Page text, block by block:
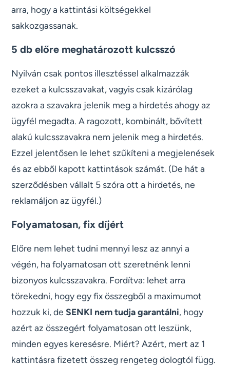
arra, hogy a kattintási költségekkel
sakkozgassanak.
5 db előre meghatározott kulcsszó
Nyilván csak pontos illesztéssel alkalmazzák
ezeket a kulcsszavakat, vagyis csak kizárólag
azokra a szavakra jelenik meg a hirdetés ahogy az
ügyfél megadta. A ragozott, kombinált, bővített
alakú kulcsszavakra nem jelenik meg a hirdetés.
Ezzel jelentősen le lehet szűkíteni a megjelenések
és az ebből kapott kattintások számát. (De hát a
szerződésben vállalt 5 szóra ott a hirdetés, ne
reklamáljon az ügyfél.)
Folyamatosan, fix díjért
Előre nem lehet tudni mennyi lesz az annyi a
végén, ha folyamatosan ott szeretnénk lenni
bizonyos kulcsszavakra. Fordítva: lehet arra
törekedni, hogy egy fix összegből a maximumot
hozzuk ki, deSENKI nem tudja garantálni, hogy
azért az összegért folyamatosan ott leszünk,
minden egyes keresésre. Miért? Azért, mert az 1
kattintásra fizetett összeg rengeteg dologtól függ.